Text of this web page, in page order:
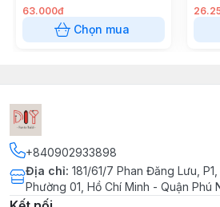
#CờRắnLeoThang #CờTỷPhú
#KhóaKhổngMinh #Đồ chơi Vải
#dochoinhua #dochoihot
#dochoixephinh #dochoilaprap
#khunglonglaprap
#namcham #thinghiemkhoahoc
#dochoigiaoduc
#namchamtutruong #tutruong
#dochoinamcham
lộc cho năm mới
63.000đ
Chọn mua
+840902933898
Địa chỉ: 181/61/7 Phan Đăng Lưu,
Phường 01, Hồ Chí Minh - Quận Phú